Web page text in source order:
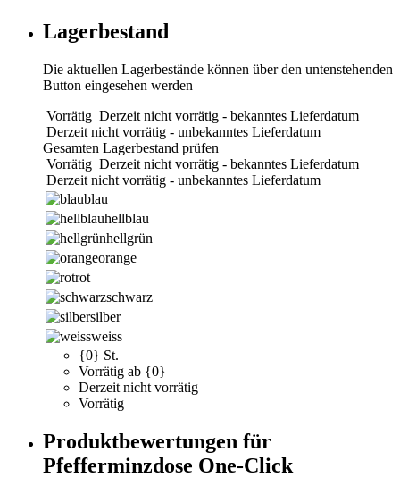
Lagerbestand
Die aktuellen Lagerbestände können über den untenstehenden
Button eingesehen werden
Vorrätig Derzeit nicht vorrätig - bekanntes Lieferdatum
Derzeit nicht vorrätig - unbekanntes Lieferdatum
Gesamten Lagerbestand prüfen
Vorrätig Derzeit nicht vorrätig - bekanntes Lieferdatum
Derzeit nicht vorrätig - unbekanntes Lieferdatum
blau
hellblau
hellgrün
orange
rot
schwarz
silber
weiss
{0} St.
Vorrätig ab {0}
Derzeit nicht vorrätig
Vorrätig
Produktbewertungen für
Pfefferminzdose One-Click